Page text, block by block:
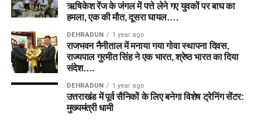
ऋषिकेश रेंज के जंगल में पत्ते लेने गए युवकों पर बाघ का
हमला, एक की मौत, दूसरा घायल….
DEHRADUN 1 year ago
राजभवन नैनीताल में मनाया गया गोवा स्थापना दिवस,
राज्यपाल गुरमीत सिंह ने एक भारत, श्रेष्ठ भारत का दिया
संदेश….
DEHRADUN 1 year ago
उत्तराखंड में पूर्व सैनिकों के लिए बनेगा विशेष ट्रेनिंग सेंटर:
मुख्यमंत्री धामी